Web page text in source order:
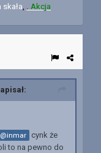
. Akcja
@inmar
cynk że
to na pewno do